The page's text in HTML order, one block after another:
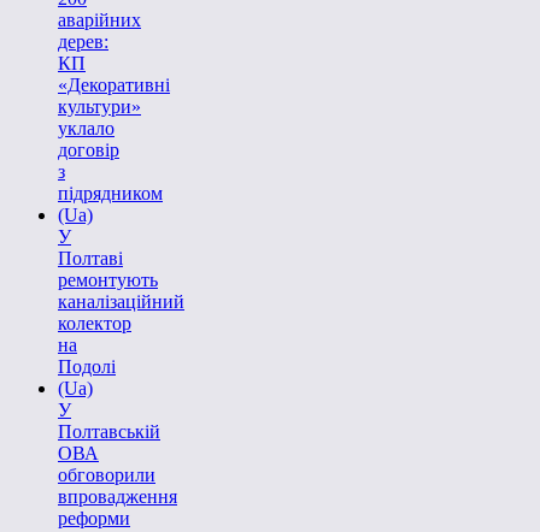
аварійних
дерев:
КП
«Декоративні
культури»
уклало
договір
з
підрядником
(Ua)
У
Полтаві
ремонтують
каналізаційний
колектор
на
Подолі
(Ua)
У
Полтавській
ОВА
обговорили
впровадження
реформи